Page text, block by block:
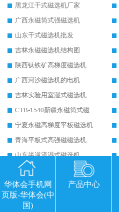
黑龙江干式磁选机厂家
广西永磁筒式强磁选机
山东干式磁选机批发
吉林永磁磁选机结构图
陕西钛铁矿高梯度磁选机
广西河沙磁选机的电机
吉林实验用室湿式磁选机
CTB-1540新疆永磁筒式磁选机
宁夏永磁高梯度平板磁选机
青海平板式高强磁磁选机
山东半逆流湿式磁选机
河南磁选机永磁筒结构图
江西钛尾矿湿式磁选机
华体会手机网
页版-华体会(中
国)
产品中心